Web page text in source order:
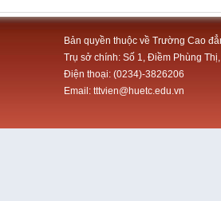
Bản quyền thuộc về Trường Cao
Trụ sở chính: Số 1, Điềm Phùng
Điện thoại: (0234)-3826206
Email: tttvien@huetc.edu.vn